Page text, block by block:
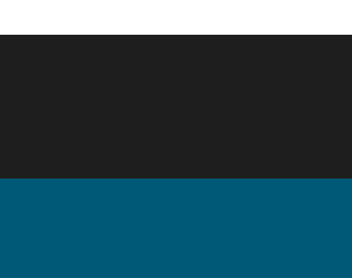
193,75 zł